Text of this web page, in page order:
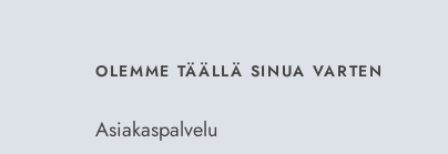
OLEMME TÄÄLLÄ SINUA VARTEN
Asiakaspalvelu